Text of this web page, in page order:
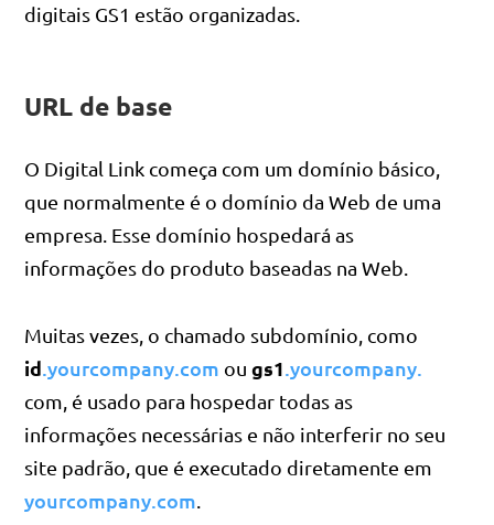
digitais GS1 estão organizadas.
URL de base
O Digital Link começa com um domínio básico,
que normalmente é o domínio da Web de uma
empresa. Esse domínio hospedará as
informações do produto baseadas na Web.
Muitas vezes, o chamado subdomínio, como
id.yourcompany.com ougs1.yourcompany.
com, é usado para hospedar todas as
informações necessárias e não interferir no seu
site padrão, que é executado diretamente em
yourcompany.com